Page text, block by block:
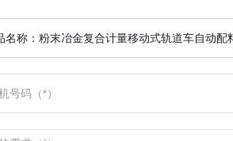
名称： 粉末冶金复合计量移动式轨道车自动配